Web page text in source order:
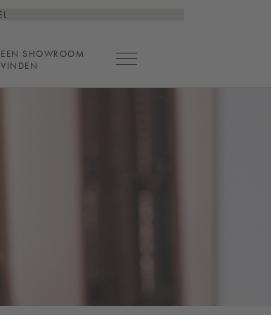
EEN SHOWROOM
VINDEN
Hoofdnavigatie openen